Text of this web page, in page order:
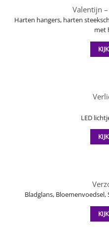
Valentijn
Harten hangers, harten
met
LED
Bladglans,